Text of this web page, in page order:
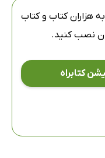
هزاران کتاب و کتاب
نصب کنید.
کتابراه